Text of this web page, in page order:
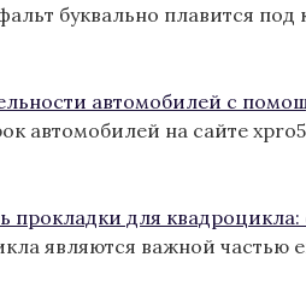
буквально плавится
автомобилей с
автомобилей на сайте
прокладки для
являются важной частью